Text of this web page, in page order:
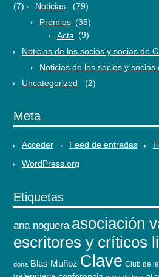
(7)
Noticias
(79)
Premios (35)
Acta (9)
Noticias de los socios y socias de
Noticias de los socios y socias
Uncategorized
(2)
Meta
Acceder Feed de entradas
WordPress.org
Etiquetas
ana noguera asociación
escritores y críticos
dona Blas Muñoz Clave Club de